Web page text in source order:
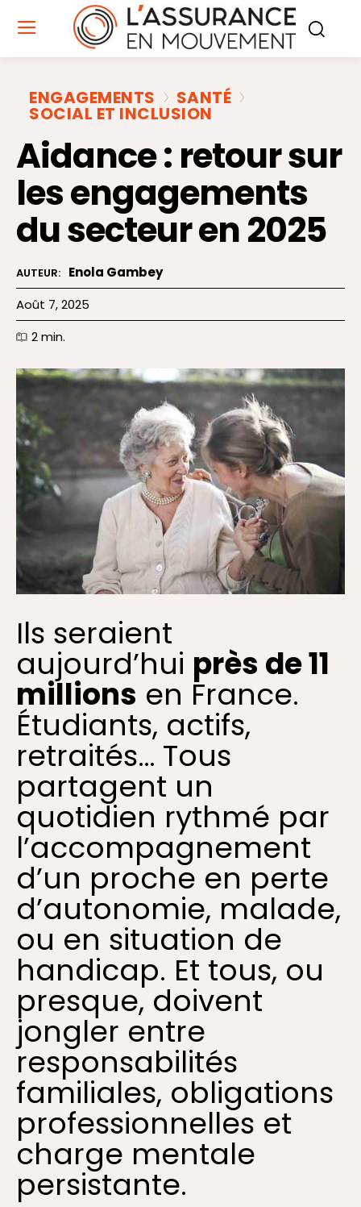
ENGAGEMENTS SANTÉ
SOCIAL ET INCLUSION
Aidance : retour sur
les engagements
du secteur en 2025
AUTEUR: Enola Gambey
Août 7, 2025
2min.
Ils seraient
aujourd’hui près de 11
millions en France.
Étudiants, actifs,
retraités… Tous
partagent un
quotidien rythmé par
l’accompagnement
d’un proche en perte
d’autonomie, malade,
ou en situation de
handicap. Et tous, ou
presque, doivent
jongler entre
responsabilités
familiales, obligations
professionnelles et
charge mentale
persistante.